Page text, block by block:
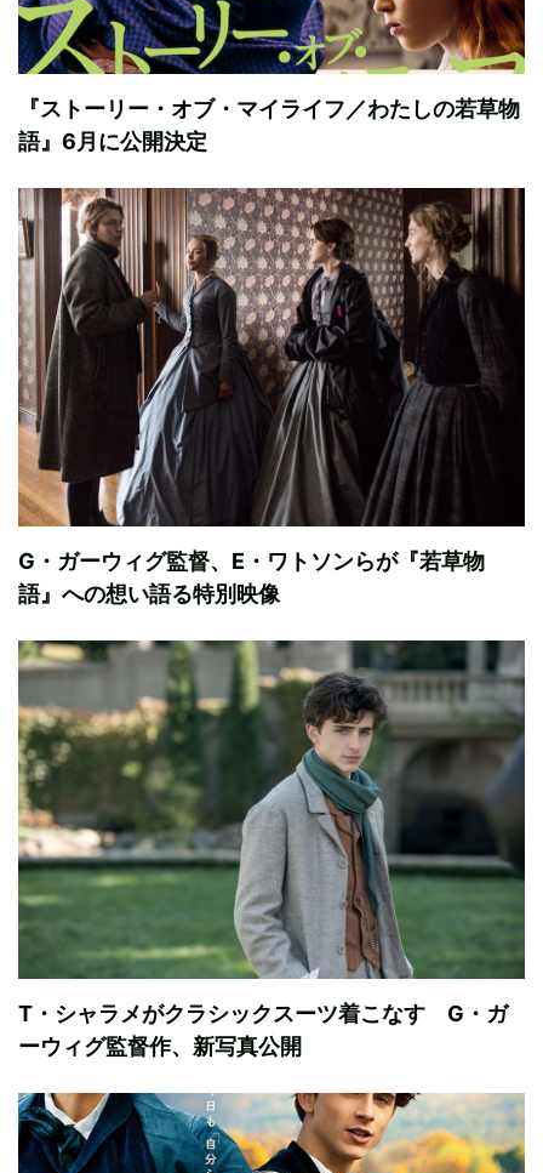
『ストーリー・オブ・マイライフ／わたしの若草物
語』6月に公開決定
G・ガーウィグ監督、E・ワトソンらが『若草物
語』への想い語る特別映像
T・シャラメがクラシックスーツ着こなす G・ガ
ーウィグ監督作、新写真公開